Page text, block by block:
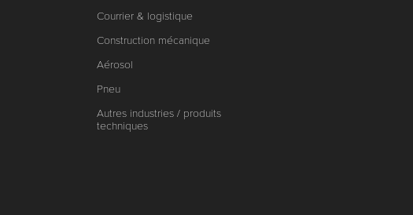
Courrier & logistique
Construction mécanique
Aérosol
Pneu
Autres industries / produits
techniques